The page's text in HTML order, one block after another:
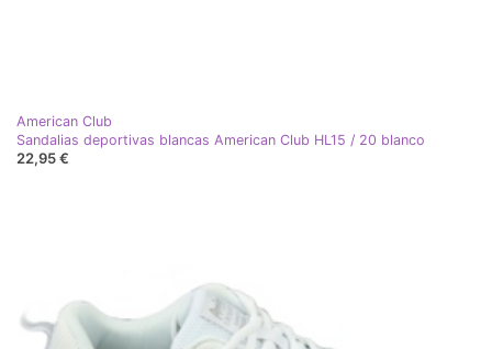
American Club
Sandalias deportivas blancas American Club HL15 / 20 blanco
22,95 €